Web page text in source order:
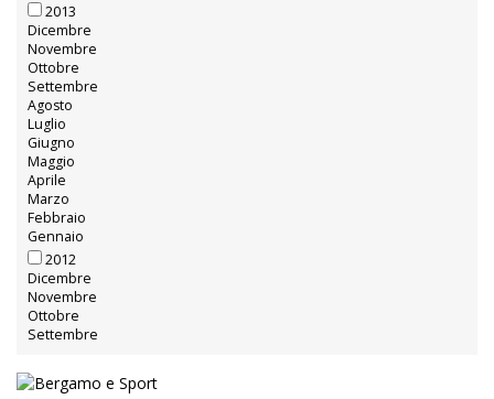
2013
Dicembre
Novembre
Ottobre
Settembre
Agosto
Luglio
Giugno
Maggio
Aprile
Marzo
Febbraio
Gennaio
2012
Dicembre
Novembre
Ottobre
Settembre